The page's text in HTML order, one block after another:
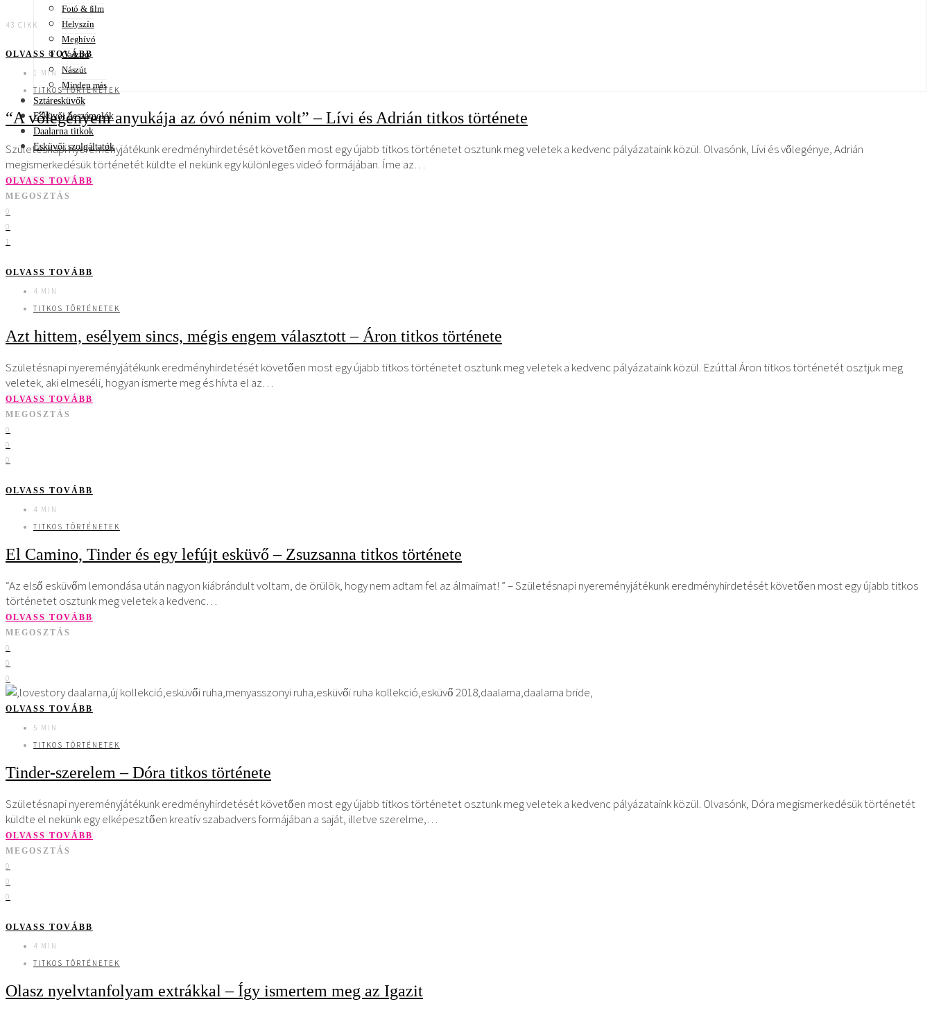
Fotó & film
Helyszín
Meghívó
Gasztro
Nászút
Minden más
Sztáresküvők
Esküvői beszámolók
Daalarna titkok
Esküvői szolgáltatók
43 CIKK
OLVASS TOVÁBB
1 MIN
TITKOS TÖRTÉNETEK
“A vőlegényem anyukája az óvó nénim volt” – Lívi és Adrián titkos története
Születésnapi nyereményjátékunk eredményhirdetését követően most egy újabb titkos történetet osztunk meg veletek a kedvenc pályázataink közül. Olvasónk, Lívi és vőlegénye, Adrián
megismerkedésük történetét küldte el nekünk egy különleges videó formájában. Íme az…
OLVASS TOVÁBB
MEGOSZTÁS
0
0
1
OLVASS TOVÁBB
4 MIN
TITKOS TÖRTÉNETEK
Azt hittem, esélyem sincs, mégis engem választott – Áron titkos története
Születésnapi nyereményjátékunk eredményhirdetését követően most egy újabb titkos történetet osztunk meg veletek a kedvenc pályázataink közül. Ezúttal Áron titkos történetét osztjuk meg
veletek, aki elmeséli, hogyan ismerte meg és hívta el az…
OLVASS TOVÁBB
MEGOSZTÁS
0
0
0
OLVASS TOVÁBB
4 MIN
TITKOS TÖRTÉNETEK
El Camino, Tinder és egy lefújt esküvő – Zsuzsanna titkos története
“Az első esküvőm lemondása után nagyon kiábrándult voltam, de örülök, hogy nem adtam fel az álmaimat! ” – Születésnapi nyereményjátékunk eredményhirdetését követően most egy újabb titkos
történetet osztunk meg veletek a kedvenc…
OLVASS TOVÁBB
MEGOSZTÁS
0
0
0
OLVASS TOVÁBB
5 MIN
TITKOS TÖRTÉNETEK
Tinder-szerelem – Dóra titkos története
Születésnapi nyereményjátékunk eredményhirdetését követően most egy újabb titkos történetet osztunk meg veletek a kedvenc pályázataink közül. Olvasónk, Dóra megismerkedésük történetét
küldte el nekünk egy elképesztően kreatív szabadvers formájában a saját, illetve szerelme,…
OLVASS TOVÁBB
MEGOSZTÁS
0
0
0
OLVASS TOVÁBB
4 MIN
TITKOS TÖRTÉNETEK
Olasz nyelvtanfolyam extrákkal – Így ismertem meg az Igazit